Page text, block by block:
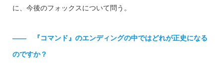
に、今後のフォックスについて問う。
—— 『コマンド』のエンディングの中ではどれが正史になる
のですか？